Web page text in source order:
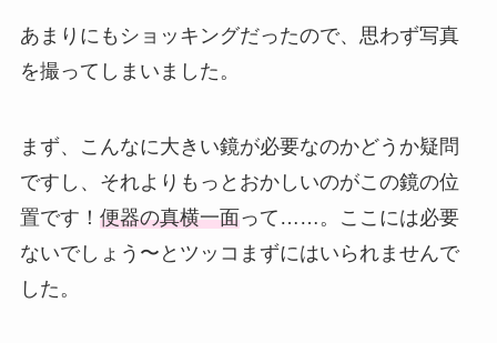
あまりにもショッキングだったので、思わず写真
を撮ってしまいました。
まず、こんなに大きい鏡が必要なのかどうか疑問
ですし、それよりもっとおかしいのがこの鏡の位
置です！ 便器の真横一面って……。ここには必要
ないでしょう〜とツッコまずにはいられませんで
した。